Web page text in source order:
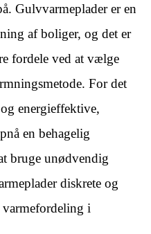
Gulvvarmeplader er en
af boliger, og det er
fordele ved at vælge
For det
energieffektive,
en behagelig
bruge unødvendig
diskrete og
i